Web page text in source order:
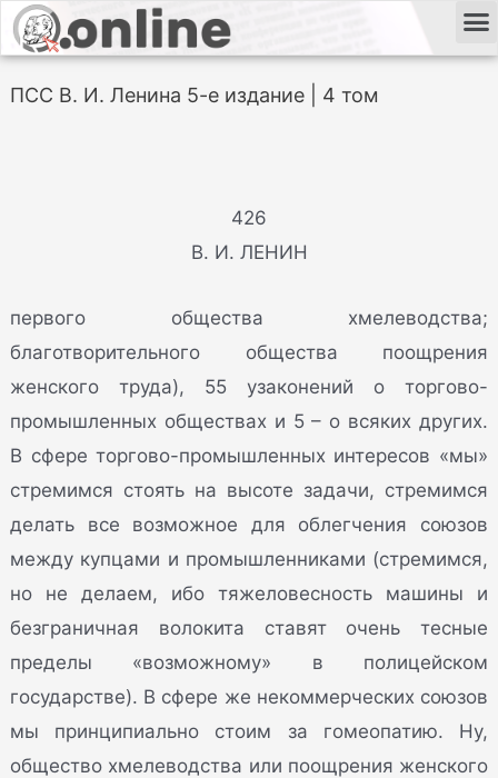
ПСС В. И. Ленина 5-е издание | 4 том
426
В. И. ЛЕНИН
первого общества хмелеводства;
благотворительного общества поощрения
женского труда), 55 узаконений о торгово-
промышленных обществах и 5 – о всяких других.
В сфере торгово-промышленных интересов «мы»
стремимся стоять на высоте задачи, стремимся
делать все возможное для облегчения союзов
между купцами и промышленниками (стремимся,
но не делаем, ибо тяжеловесность машины и
безграничная волокита ставят очень тесные
пределы «возможному» в полицейском
государстве). В сфере же некоммерческих союзов
мы принципиально стоим за гомеопатию. Ну,
общество хмелеводства или поощрения женского